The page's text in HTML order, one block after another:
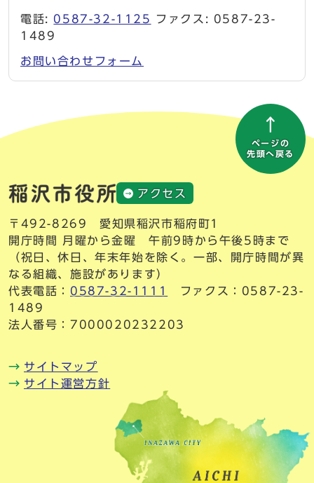
電話: 0587-32-1125
ファクス: 0587-23-
1489
お問い合わせフォーム
ページの
先頭へ戻る
アクセス
〒492-8269 愛知県稲沢市稲府町1
開庁時間 月曜から金曜 午前9時から午後5時まで
（祝日、休日、年末年始を除く。一部、開庁時間が異
なる組織、施設があります）
代表電話： 0587-32-1111
ファクス：0587-23-
1489
法人番号：7000020232203
サイトマップ
サイト運営方針